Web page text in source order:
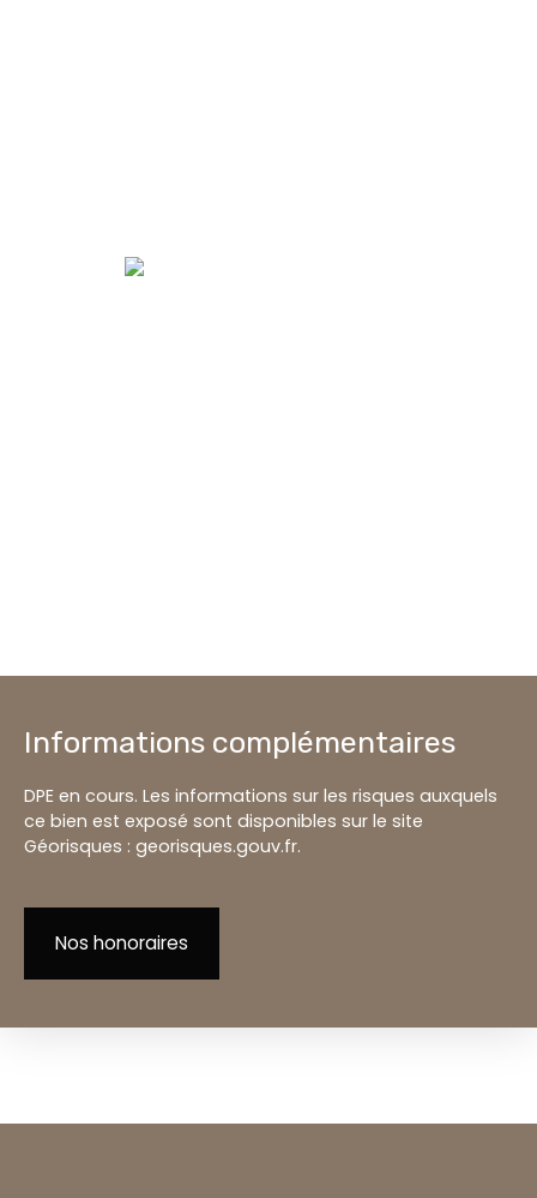
Informations complémentaires
DPE en cours. Les informations sur les risques auxquels
ce bien est exposé sont disponibles sur le site
Géorisques : georisques.gouv.fr.
Nos honoraires